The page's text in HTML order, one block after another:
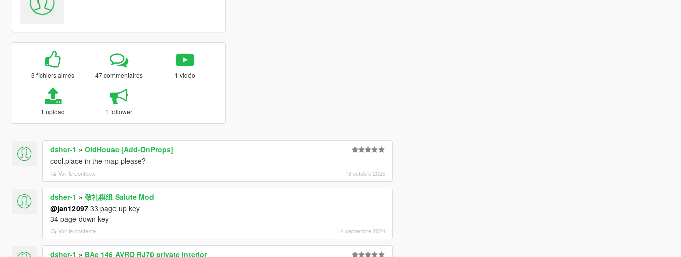
3 fichiers aimés 47 commentaires 1 vidéo
1 upload 1 follower
dsher-1 » OldHouse [Add-OnProps]
cool.place in the map please?
Voir le contexte 18 octobre 2025
dsher-1 » 敬礼模组 Salute Mod
@jan1209733 page up key
34 page down key
Voir le contexte 14 septembre 2024
dsher-1 » BAe 146 AVRO RJ70 private interior